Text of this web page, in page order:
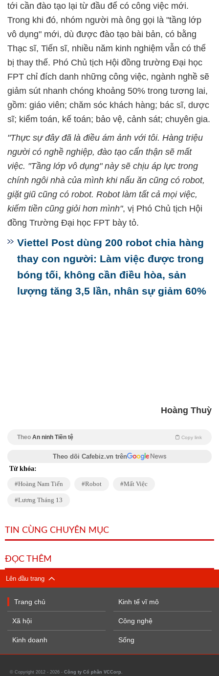
tới cần đào tạo lại từ đầu để có công việc mới.
Trong khi đó, nhóm người mà ông gọi là "tầng lớp
vô dụng" mới, dù được đào tạo bài bản, có bằng
Thạc sĩ, Tiến sĩ, nhiều năm kinh nghiệm vẫn có thể
bị thay thế. Phó Chủ tịch Hội đồng trường Đại học
FPT chỉ đích danh những công việc, ngành nghề sẽ
giảm sút nhanh chóng khoảng 50% trong tương lai,
gồm: giáo viên; chăm sóc khách hàng; bác sĩ, dược
sĩ; kiểm toán, kế toán; bảo vệ, cảnh sát; chuyên gia.
"Thực sự đây đã là điều ám ảnh với tôi. Hàng triệu
người có nghề nghiệp, đào tạo cẩn thận sẽ mất
việc. "Tầng lớp vô dụng" này sẽ chịu áp lực trong
chính ngôi nhà của mình khi nấu ăn cũng có robot,
giặt giũ cũng có robot. Robot làm tất cả mọi việc,
kiếm tiền cũng giỏi hơn mình", vị Phó Chủ tịch Hội
đồng Trường Đại học FPT bày tỏ.
Viettel Post dùng 200 robot chia hàng
thay con người: Làm việc được trong
bóng tối, không cần điều hòa, sản
lượng tăng 3,5 lần, nhân sự giảm 60%
Hoàng Thuỳ
Theo An ninh Tiền tệ Copy link
Theo dõi Cafebiz.vn trên
Từ khóa:
Hoàng Nam Tiến Robot Mất Việc
Lương Tháng 13
TIN CÙNG CHUYÊN MỤC
ĐỌC THÊM
Lên đầu trang
Trang chủ
Xã hội
Kinh doanh
Kinh tế vĩ mô
Công nghệ
Sống
© Copyright 2012 - 2026 - Công ty Cổ phần VCCorp.